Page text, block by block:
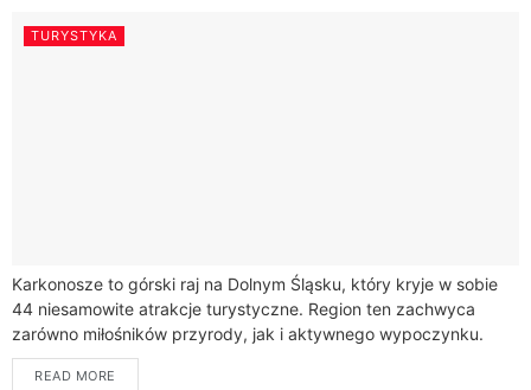
TURYSTYKA
Karkonosze to górski raj na Dolnym Śląsku, który kryje w sobie
44 niesamowite atrakcje turystyczne. Region ten zachwyca
zarówno miłośników przyrody, jak i aktywnego wypoczynku.
Śnieżka, najwyższy szczyt pasma o...
READ MORE